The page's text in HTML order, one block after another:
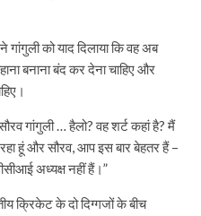
गांगुली को याद दिलाया कि वह अब
बनाना बंद कर देना चाहिए और
गांगुली … हैलो? वह शर्ट कहां है? मैं
हूं और सौरव, आप इस बार बेहतर हैं –
अध्यक्ष नहीं हैं।”
क्रिकेट के दो दिग्गजों के बीच